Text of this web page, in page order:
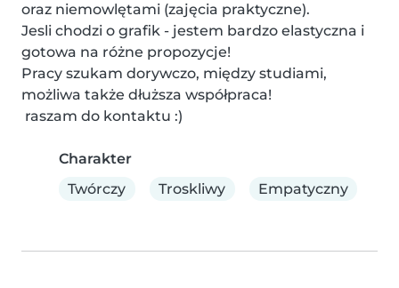
oraz niemowlętami (zajęcia praktyczne).
Jesli chodzi o grafik - jestem bardzo elastyczna i
gotowa na różne propozycje!
Pracy szukam dorywczo, między studiami,
możliwa także dłuższa współpraca!
raszam do kontaktu :)
Charakter
Twórczy
Troskliwy Empatyczny